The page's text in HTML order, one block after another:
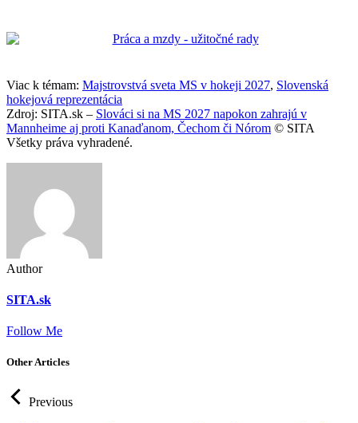
Viac k témam: Majstrovstvá sveta MS v hokeji 2027, Slovenská
hokejová reprezentácia
Zdroj: SITA.sk – Slováci si na MS 2027 napokon zahrajú v
Mannheime aj proti Kanaďanom, Čechom či Nórom © SITA
Všetky práva vyhradené.
Author
SITA.sk
Follow Me
Other Articles
Previous